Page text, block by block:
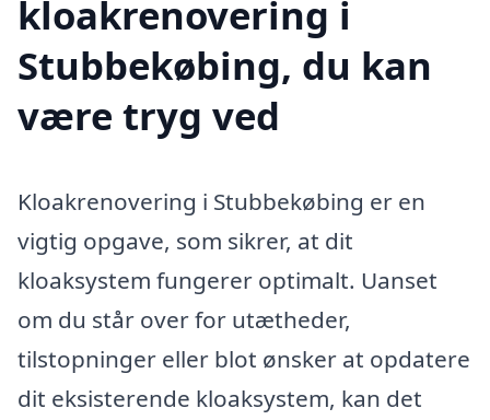
kloakrenovering i
Stubbekøbing, du kan
være tryg ved
Kloakrenovering i Stubbekøbing er en
vigtig opgave, som sikrer, at dit
kloaksystem fungerer optimalt. Uanset
om du står over for utætheder,
tilstopninger eller blot ønsker at opdatere
dit eksisterende kloaksystem, kan det